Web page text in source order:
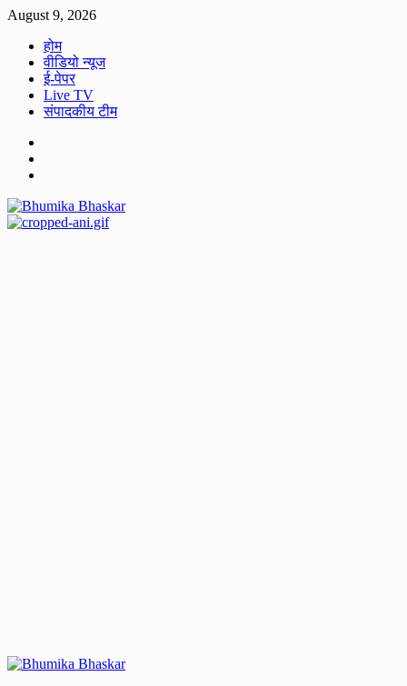
Skip
content
August 9, 2026
होम
वीडियो न्यूज
ई-पेपर
Live TV
संपादकीय टीम
Primary